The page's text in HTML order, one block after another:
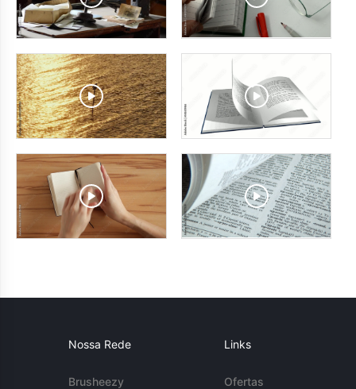
Nossa Rede
Brusheezy
Links
Ofertas